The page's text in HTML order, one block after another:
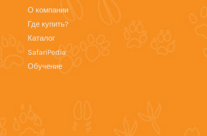
О компании
Где купить?
Каталог
SafariPedia
Обучение